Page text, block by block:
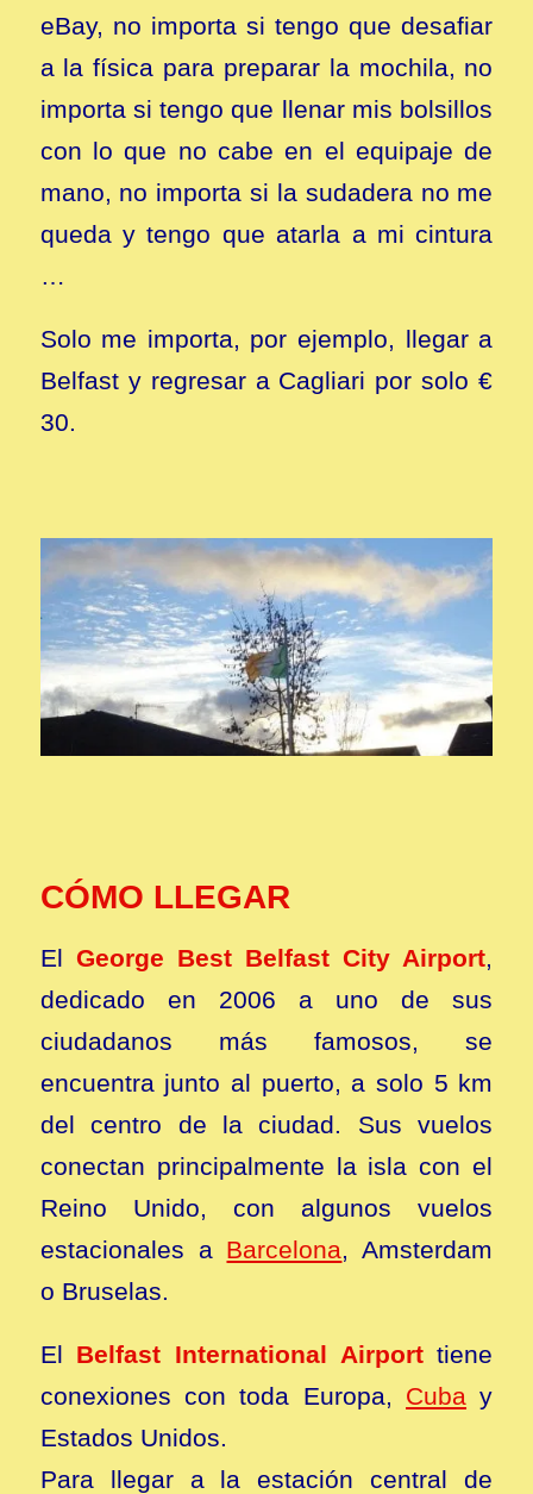
eBay, no importa si tengo que desafiar
a la física para preparar la mochila, no
importa si tengo que llenar mis bolsillos
con lo que no cabe en el equipaje de
mano, no importa si la sudadera no me
queda y tengo que atarla a mi cintura
…
Solo me importa, por ejemplo, llegar a
Belfast y regresar a Cagliari por solo €
30.
CÓMO LLEGAR
El George Best Belfast City Airport,
dedicado en 2006 a uno de sus
ciudadanos más famosos, se
encuentra junto al puerto, a solo 5 km
del centro de la ciudad. Sus vuelos
conectan principalmente la isla con el
Reino Unido, con algunos vuelos
estacionales a Barcelona, Amsterdam
o Bruselas.
El Belfast International Airporttiene
conexiones con toda Europa, Cuba y
Estados Unidos.
Para llegar a la estación central de